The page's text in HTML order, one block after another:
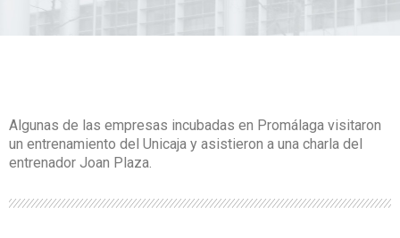
Algunas de las empresas incubadas en Promálaga visitaron
un entrenamiento del Unicaja y asistieron a una charla del
entrenador Joan Plaza.